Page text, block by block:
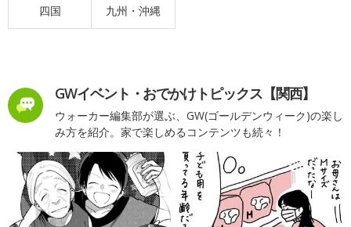
四国 九州・沖縄
GWイベント・おでかけトピックス【関西】
ウォーカー編集部が選ぶ、GW(ゴールデンウィーク)の楽し
み方を紹介。家で楽しめるコンテンツも続々！